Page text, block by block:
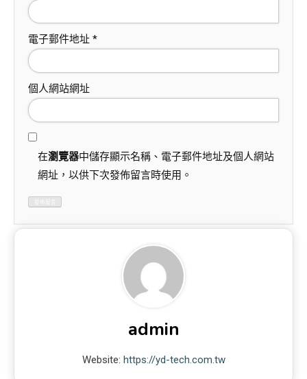
電子郵件地址 *
個人網站網址
在瀏覽器中儲存顯示名稱、電子郵件地址及個人網站
網址，以供下次發佈留言時使用。
admin
Website: https://yd-tech.com.tw